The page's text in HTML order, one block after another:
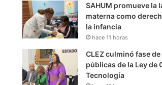
SAHUM promueve la
materna como
la infancia
hace 11 horas
CLEZ culminó fase
públicas de la Ley de
Tecnología